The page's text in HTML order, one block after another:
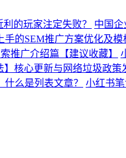
的玩家注定失败？
中国企
手的SEM推广方案优化及模
推广介绍篇【建议收藏】
】核心更新与网络垃圾政策
么是列表文章？
小红书